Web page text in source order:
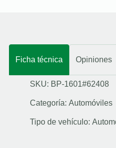
Ficha técnica Opiniones
SKU: BP-1601#62408
Categoría: Automóviles
Tipo de vehículo: